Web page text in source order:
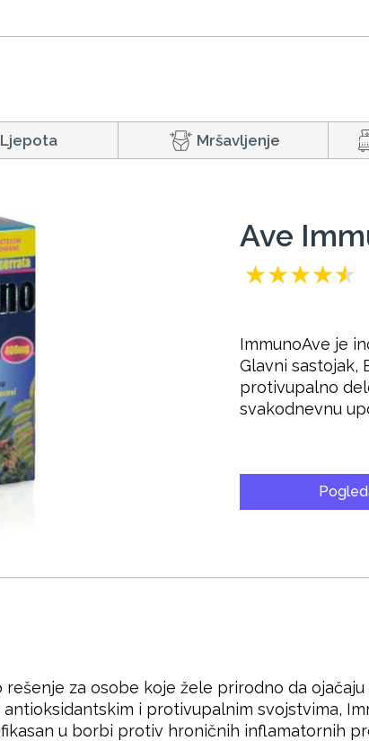
Ljepota Mršavljenje
Ave
★★★★★
ImmunoAve je
Glavni sastojak,
protivupalno
svakodnevnu
za osobe koje žele prirodno da
i protivupalnim svojstvima,
u borbi protiv hroničnih inflamatornih